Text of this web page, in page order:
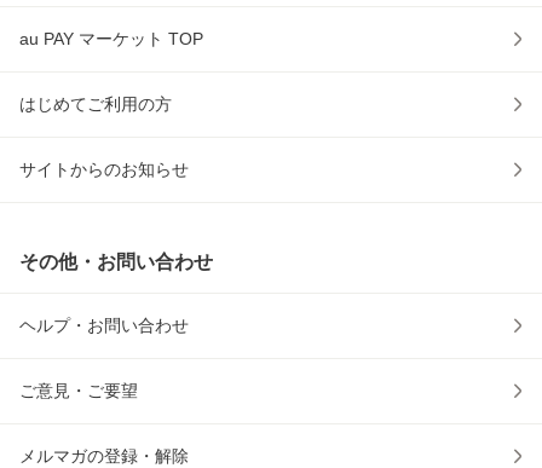
au PAY マーケット TOP
はじめてご利用の方
サイトからのお知らせ
その他・お問い合わせ
ヘルプ・お問い合わせ
ご意見・ご要望
メルマガの登録・解除